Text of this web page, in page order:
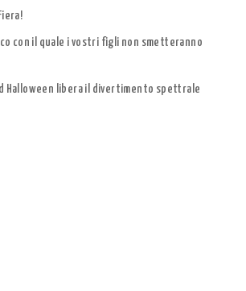
con il quale i vostri figli non smetteranno
Halloween libera il divertimento spettrale